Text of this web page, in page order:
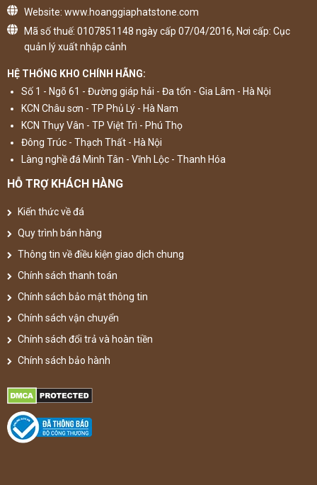
Website: www.hoanggiaphatstone.com
Mã số thuế: 0107851148 ngày cấp 07/04/2016, Nơi cấp: Cục
quản lý xuất nhập cảnh
HỆ THỐNG KHO CHÍNH HÃNG:
Số 1 - Ngõ 61 - Đường giáp hải - Đa tốn - Gia Lâm - Hà Nội
KCN Châu sơn - TP Phủ Lý - Hà Nam
KCN Thụy Vân - TP Việt Trì - Phú Thọ
Đông Trúc - Thạch Thất - Hà Nội
Làng nghề đá Minh Tân - Vĩnh Lộc - Thanh Hóa
HỖ TRỢ KHÁCH HÀNG
Kiến thức về đá
Quy trình bán hàng
Thông tin về điều kiện giao dịch chung
Chính sách thanh toán
Chính sách bảo mật thông tin
Chính sách vận chuyển
Chính sách đổi trả và hoàn tiền
Chính sách bảo hành